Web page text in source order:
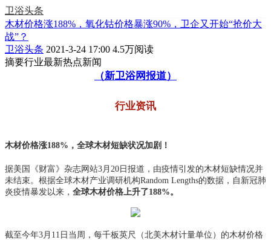
卫浴头条
木材价格涨188%，氧化钴价格暴涨90%，卫企又开始“抢价大
战”？
卫浴头条 2021-3-24 17:00 4.5万阅读
摘要行业最新热点新闻
（新卫浴网报道）
行业资讯
木材价格涨188%，全球木材短缺状况加剧！
据美国《财富》杂志网站3月20日报道，由疫情引发的木材短缺情况并
未结束。根据全球木材产业调研机构Random Lengths的数据，自新冠肺
炎疫情暴发以来， 全球木材价格上升了188%。
截至今年3月11日当周，每千板英尺（北美木材计量单位）的木材价格